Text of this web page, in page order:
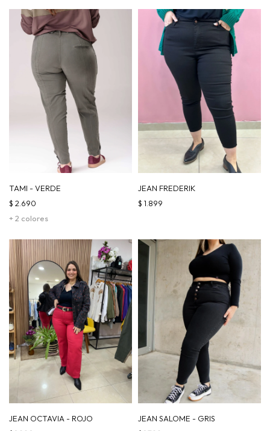
TAMI - VERDE
+ 2 colores
$ 2.690
JEAN FREDERIK
$ 1.899
JEAN OCTAVIA - ROJO JEAN SALOME - GRIS